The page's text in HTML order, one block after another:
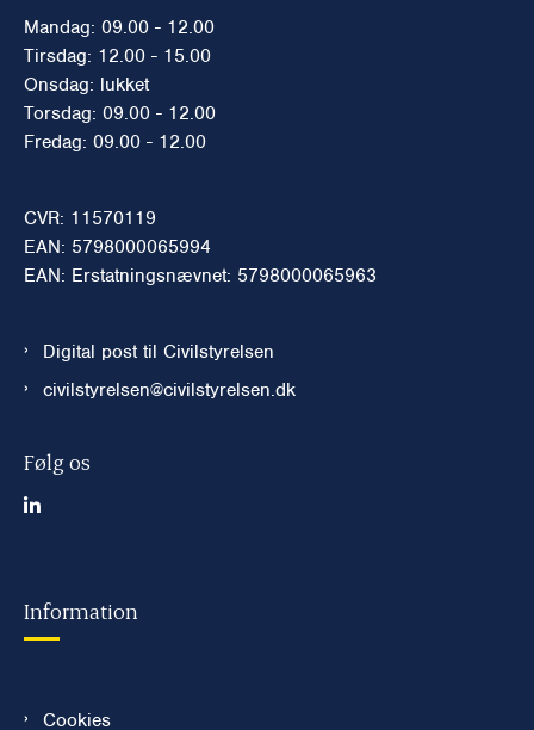
Mandag: 09.00 - 12.00
Tirsdag: 12.00 - 15.00
Onsdag: lukket
Torsdag: 09.00 - 12.00
Fredag: 09.00 - 12.00
CVR: 11570119
EAN: 5798000065994
EAN: Erstatningsnævnet: 5798000065963
Digital post til Civilstyrelsen
civilstyrelsen@civilstyrelsen.dk
Følg os
Information
Cookies